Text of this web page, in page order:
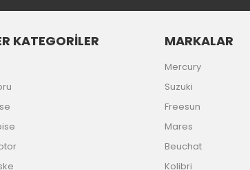
Gönder
KATEGORİLER MARKALAR
Mercury
Suzuki
Freesun
Mares
Beuchat
Kolibri